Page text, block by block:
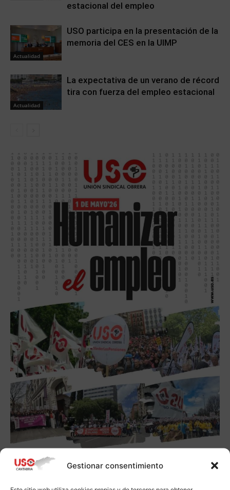
Gestionar consentimiento
estacional del empleo
Actualidad
USO participa en la presentación de la
memoria del CES en la UIMP
Actualidad
La expectativa de un verano de récord
tira con fuerza del empleo estacional